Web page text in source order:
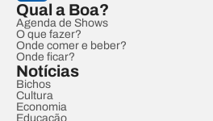
Qual a Boa?
Agenda de Shows
O que fazer?
Onde comer e beber?
Onde ficar?
Notícias
Bichos
Cultura
Economia
Educação